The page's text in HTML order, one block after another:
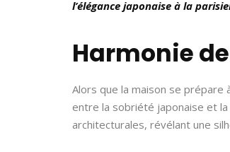
l’élégance japonaise à la
Harmonie
Alors que la maison se prépare
entre la sobriété japonaise et
architecturales, révélant une